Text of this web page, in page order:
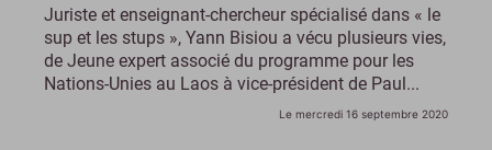
Juriste et enseignant-chercheur spécialisé dans « le
sup et les stups », Yann Bisiou a vécu plusieurs vies,
de Jeune expert associé du programme pour les
Nations-Unies au Laos à vice-président de Paul...
Le mercredi 16 septembre 2020